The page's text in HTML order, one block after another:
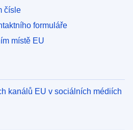
čísle
formuláře
místě EU
kanálů EU v sociálních médiích